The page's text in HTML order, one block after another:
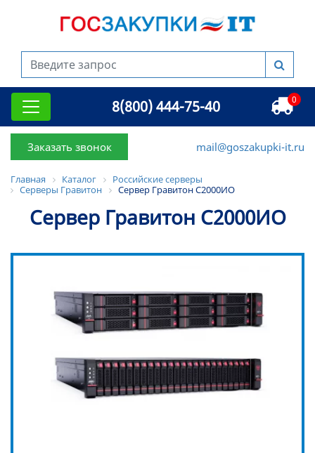
8(800) 444-75-40 0
Заказать звонок mail@goszakupki-it.ru
Главная Каталог
Российские серверы
Серверы Гравитон
Сервер Гравитон С2000ИО
Сервер Гравитон С2000ИО